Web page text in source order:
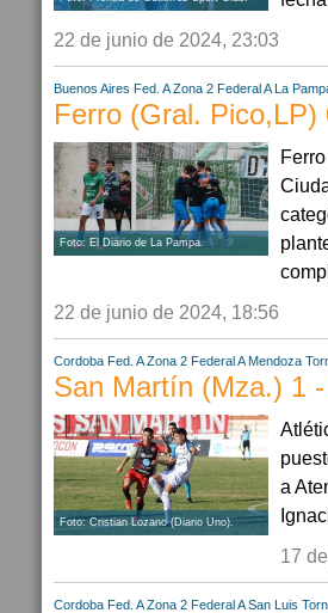
22 de junio de 2024, 23:03
Buenos Aires Fed. A Zona 2 Federal A La
Ferro (Gral.
Foto: El Diario de La Pampa.
22 de junio de 2024, 18:56
Cordoba Fed. A Zona 2 Federal A Mendoza
San Martín (Mza.) 1
Foto: Cristian Lozano (Diario Uno).
a
17
Cordoba Fed. A Zona 2 Federal A San Luis